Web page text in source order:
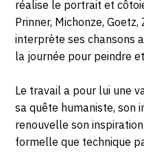
réalise le portrait et
Prinner, Michonze,
interprète ses chansons
la journée pour peindre
Le travail a pour lui une
sa quête humaniste, son
renouvelle son
formelle que technique